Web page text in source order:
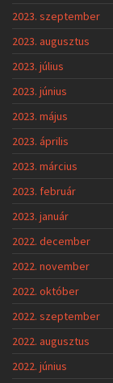
2023. szeptember
2023. augusztus
2023. július
2023. június
2023. május
2023. április
2023. március
2023. február
2023. január
2022. december
2022. november
2022. október
2022. szeptember
2022. augusztus
2022. június